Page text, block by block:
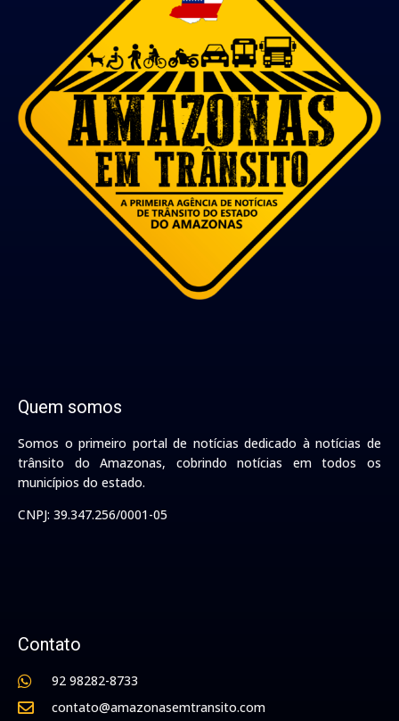
Quem somos
Somos o primeiro portal de notícias dedicado à notícias de
trânsito do Amazonas, cobrindo notícias em todos os
municípios do estado.
CNPJ: 39.347.256/0001-05
Contato
92 98282-8733
contato@amazonasemtransito.com